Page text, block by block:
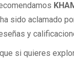
sido aclamado
y
si quieres